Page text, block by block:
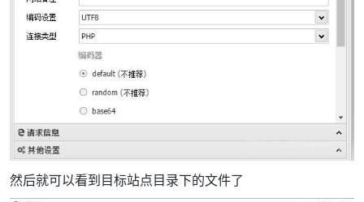
然后就可以看到目标站点目录下的文件了